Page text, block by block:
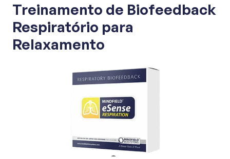
Treinamento de Biofeedback
Respiratório para
Relaxamento